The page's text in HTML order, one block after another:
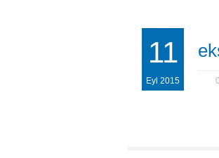
11
Eyl 2015